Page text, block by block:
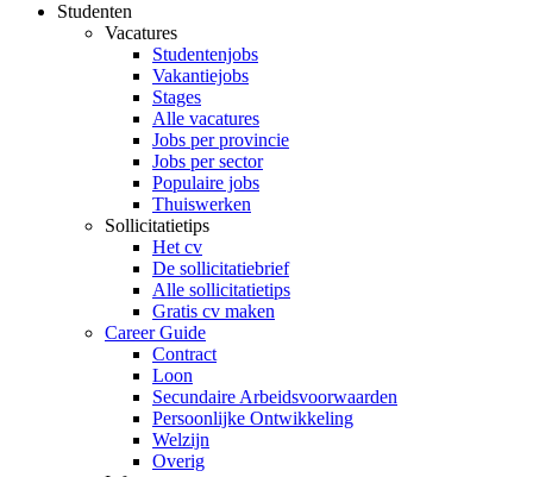
Studenten
Vacatures
Studentenjobs
Vakantiejobs
Stages
Alle vacatures
Jobs per provincie
Jobs per sector
Populaire jobs
Thuiswerken
Sollicitatietips
Het cv
De sollicitatiebrief
Alle sollicitatietips
Gratis cv maken
Career Guide
Contract
Loon
Secundaire Arbeidsvoorwaarden
Persoonlijke Ontwikkeling
Welzijn
Overig